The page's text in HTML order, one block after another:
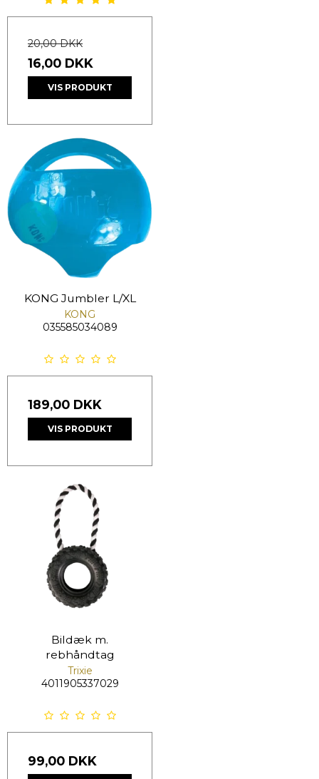
20,00 DKK
16,00 DKK
VIS PRODUKT
KONG Jumbler L/XL
KONG
035585034089
189,00 DKK
VIS PRODUKT
Bildæk m.
rebhåndtag
Trixie
4011905337029
99,00 DKK